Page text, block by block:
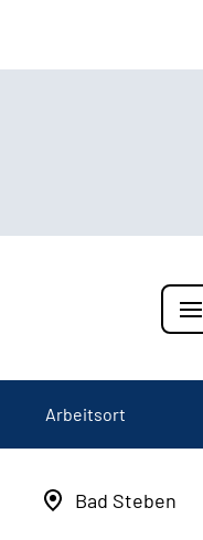
Arbeitsort
Bad Steben